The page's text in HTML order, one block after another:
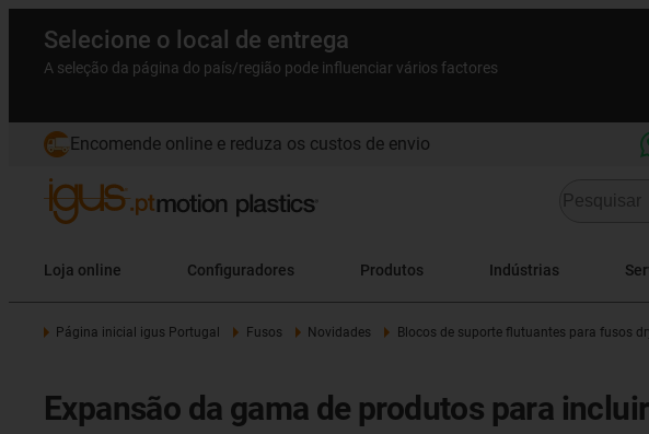
Selecione o local de entrega
A seleção da página do país/região pode influenciar vários factores
Encomende online e reduza os custos de envio
Loja online Configuradores Produtos Indústrias
Página inicial igus Portugal Fusos Novidades Blocos de suporte flutuantes para fusos
Expansão da gama de produtos para